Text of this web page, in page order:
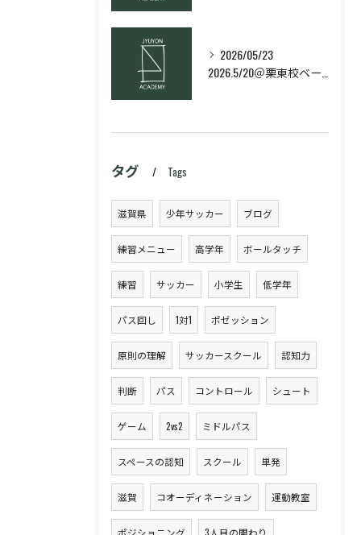
2026/05/23
タグ Tags
滋賀県 少年サッカー ブログ
練習メニュー 高学年 ボールタッチ
練習 サッカー 小学生 低学年
パス回し 1対1 ポゼッション
原則の理解 サッカースクール 認知力
判断 パス コントロール シュート
ゲーム 2vs2 ミドルパス
スペースの認知 スクール 単発
滋賀 コオーディネーション 運動教室
ポジショニング 3人目の関わり